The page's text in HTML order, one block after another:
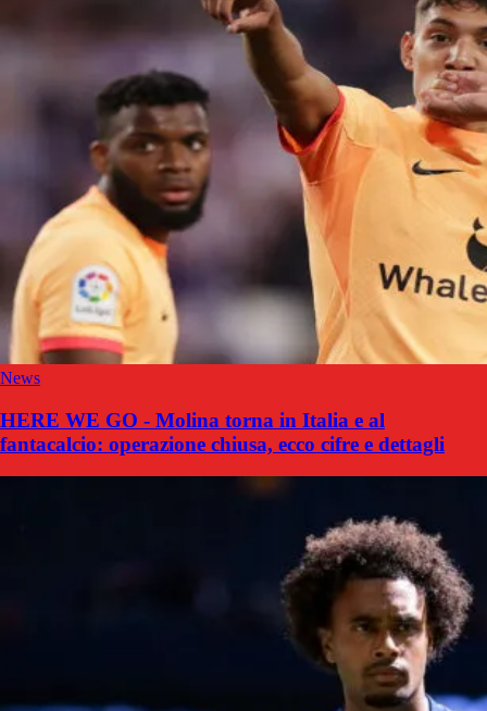
News
HERE WE GO - Molina torna in Italia e al
fantacalcio: operazione chiusa, ecco cifre e dettagli